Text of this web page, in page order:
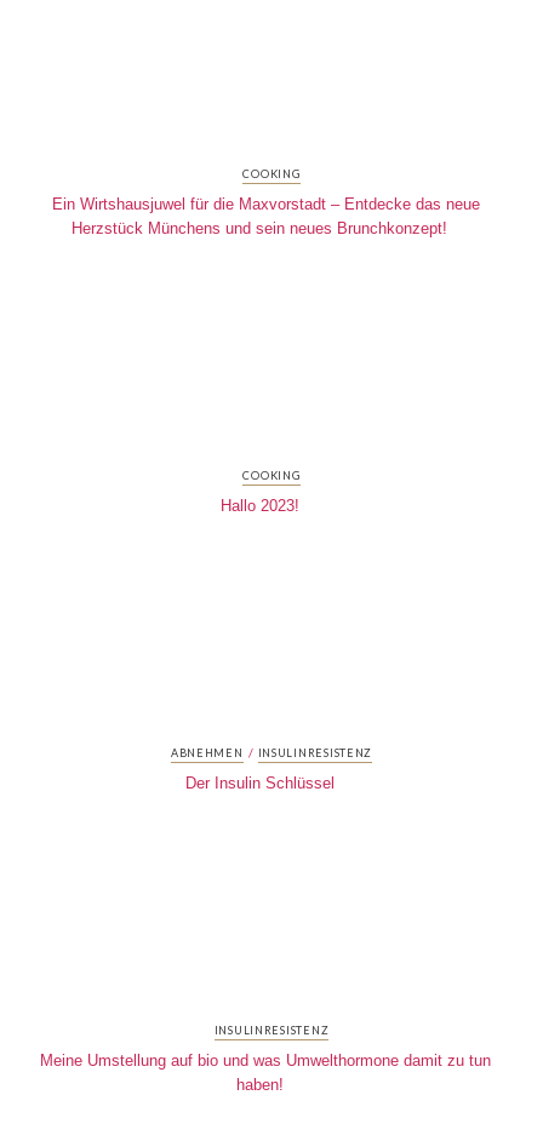
COOKING
Ein Wirtshausjuwel für die Maxvorstadt – Entdecke das neue
Herzstück Münchens und sein neues Brunchkonzept!
COOKING
Hallo 2023!
ABNEHMEN / INSULINRESISTENZ
Der Insulin Schlüssel
INSULINRESISTENZ
Meine Umstellung auf bio und was Umwelthormone damit zu tun
haben!